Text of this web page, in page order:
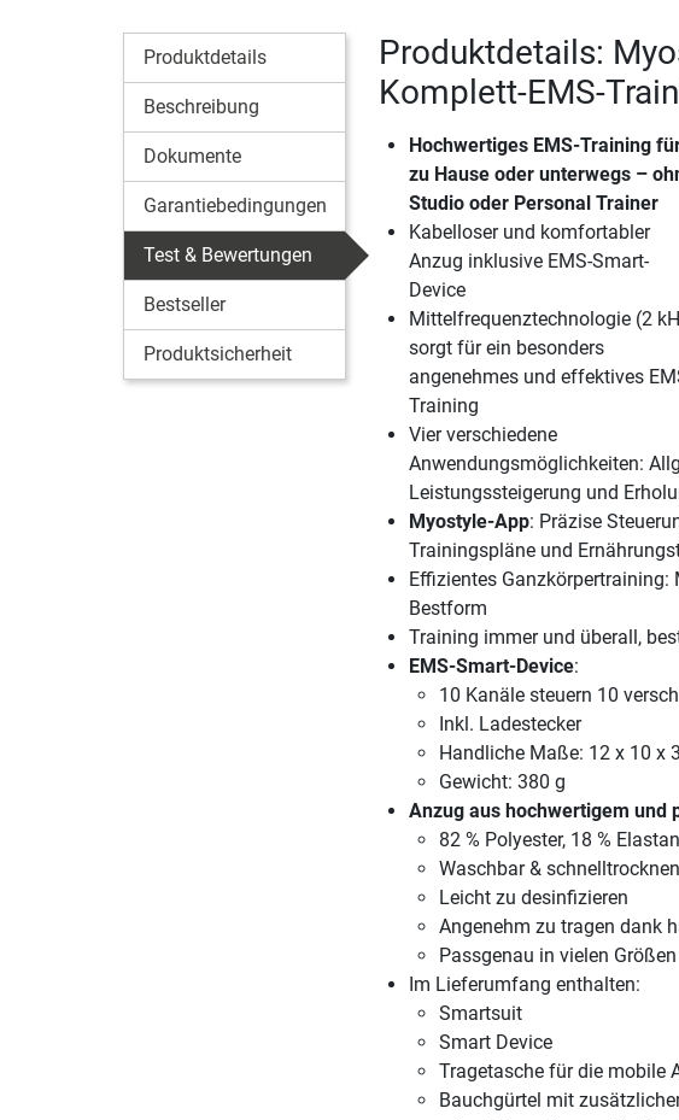
Produktdetails
Beschreibung
Dokumente
Garantiebedingungen
Test & Bewertungen
Bestseller
Produktsicherheit
Produktdetails:
Komplett-EMS-
Hochwertiges EMS-Training
zu Hause oder unterwegs –
Studio oder Personal Trainer
Kabelloser und komfortabler
Anzug inklusive EMS-Smart-
Device
Mittelfrequenztechnologie (2
sorgt für ein besonders
angenehmes und effektives
Training
Vier verschiedene
Anwendungsmöglichkeiten:
Leistungssteigerung und
Myostyle-App: Präzise
Trainingspläne und
Effizientes Ganzkörpertraining:
Bestform
Training immer und überall,
EMS-Smart-Device:
10 Kanäle steuern 10
Inkl. Ladestecker
Handliche Maße: 12 x 10 x
Gewicht: 380 g
Anzug aus hochwertigem und
82 % Polyester, 18 % Elastan
Waschbar &
Leicht zu desinfizieren
Angenehm zu tragen dank
Passgenau in vielen
Im Lieferumfang enthalten:
Smartsuit
Smart Device
Tragetasche für die mobile
Bauchgürtel mit